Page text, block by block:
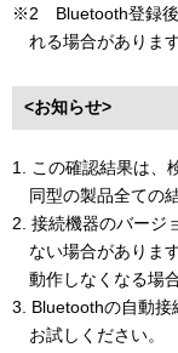
※2 Bluetooth登録後
れる場合がありま
<お知らせ>
1. この確認結果は、
同型の製品全ての
2. 接続機器のバージ
ない場合がありま
動作しなくなる場
3. Bluetoothの自動接
お試しください。